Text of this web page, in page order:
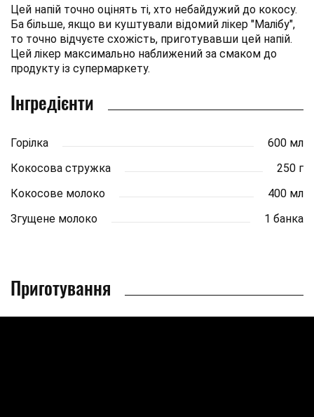
Цей напій точно оцінять ті, хто небайдужий до кокосу.
Ба більше, якщо ви куштували відомий лікер "Малібу",
то точно відчуєте схожість, приготувавши цей напій.
Цей лікер максимально наближений за смаком до
продукту із супермаркету.
Інгредієнти
Горілка
600 мл
Кокосова стружка
250 г
Кокосове молоко
400 мл
Згущене молоко
1 банка
Приготування